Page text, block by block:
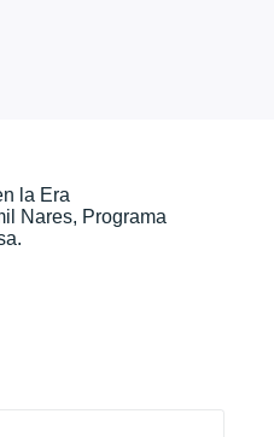
la Era
Nares, Programa